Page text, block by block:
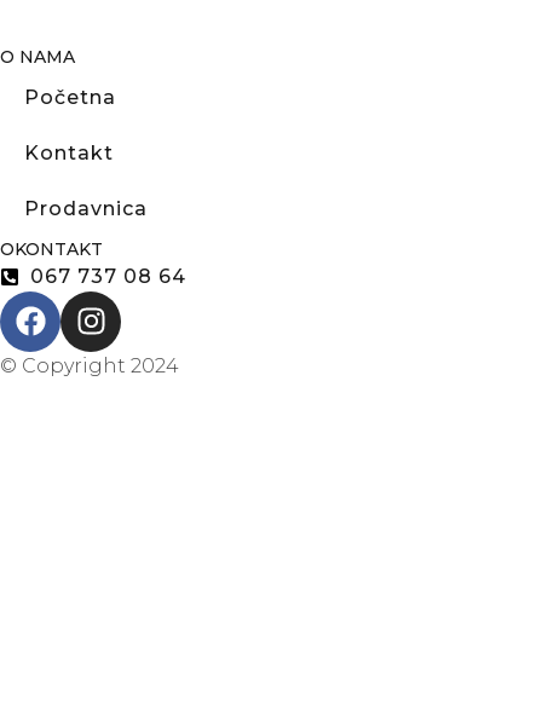
O NAMA
Početna
Kontakt
Prodavnica
OKONTAKT
067 737 08 64
© Copyright 2024